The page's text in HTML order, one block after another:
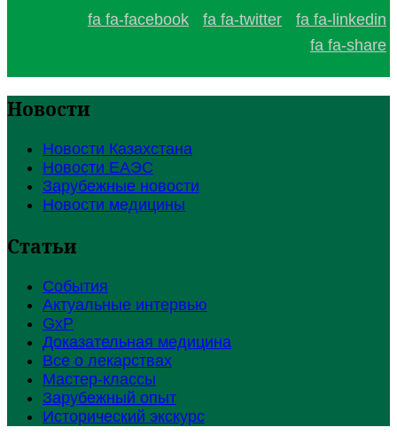
fa fa-facebook fa fa-twitter
fa fa-linkedin
fa fa-share
Новости
Новости Казахстана
Новости ЕАЭС
Зарубежные новости
Новости медицины
Статьи
События
Актуальные интервью
GxP
Доказательная медицина
Все о лекарствах
Мастер-классы
Зарубежный опыт
Исторический экскурс